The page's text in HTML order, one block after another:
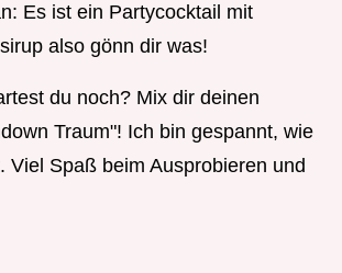
Es ist ein Partycocktail mit
also gönn dir was!
du noch? Mix dir deinen
Traum"! Ich bin gespannt, wie
Viel Spaß beim Ausprobieren und